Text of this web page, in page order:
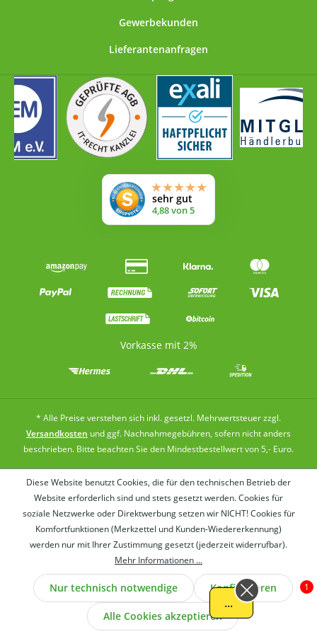
Entsprechende Nachweise zu behaupteten, positiven
noch aus. Es existieren auch keine verlässlichen
sich zwar von ärztlicher Seite Empfehlungen von 500
mg bis zu 1.500 mg pro Tag finden, allerdings beruhen
diese ebenfalls nicht auf klinisch gesicherten
Ergebnissen.
Gewerbekunden
Lieferantenanfragen
Vorkasse mit 2%
* Alle Preise verstehen sich inkl. gesetzl. Mehrwertsteuer zzgl.
Versandkosten und ggf. Nachnahmegebühren, sofern nicht anders
beschrieben. Bitte beachten Sie den Mindestbestellwert von 5,- Euro.
Diese Website benutzt Cookies, die für den technischen Betrieb der
Website erforderlich sind und stets gesetzt werden. Cookies für
soziale Netzwerke oder Direktwerbung setzen wir NICHT! Cookies für
Komfortfunktionen (Merkzettel und Kunden-Wiedererkennung)
werden nur mit Ihrer Zustimmung gesetzt (jederzeit widerrufbar).
Mehr Informationen ...
Nur technisch notwendige Konfigurieren
Alle Cookies akzeptieren
.
1